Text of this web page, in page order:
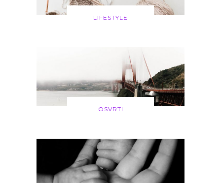
LIFESTYLE
OSVRTI